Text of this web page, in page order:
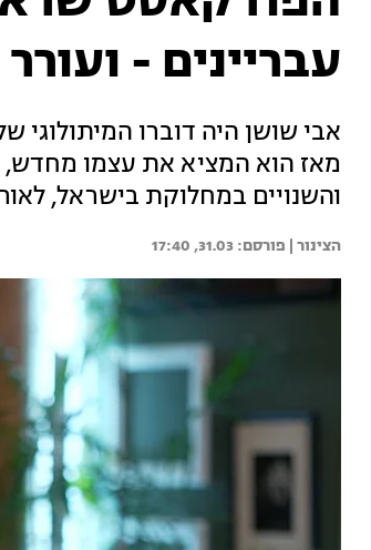
עבריינים -
אבי שושן היה דוברו המיתולוגי
מאז הוא המציא את עצמו מחדש,
והשנויים במחלוקת בישראל,
הצינור | 31.03, 17:40